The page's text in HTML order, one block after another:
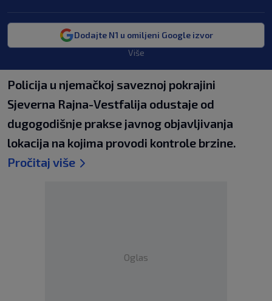
Dodajte N1 u omiljeni Google izvor
Više
Policija u njemačkoj saveznoj pokrajini
Sjeverna Rajna-Vestfalija odustaje od
dugogodišnje prakse javnog objavljivanja
lokacija na kojima provodi kontrole brzine.
Pročitaj više
Oglas